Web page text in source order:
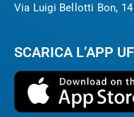
Via Luigi Bellotti Bon,
SCARICA L’APP